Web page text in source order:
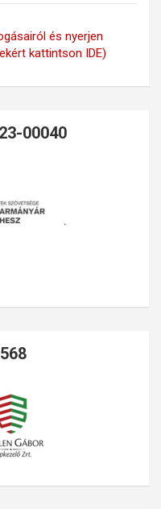
és nyerjen
kattintson IDE)
00040